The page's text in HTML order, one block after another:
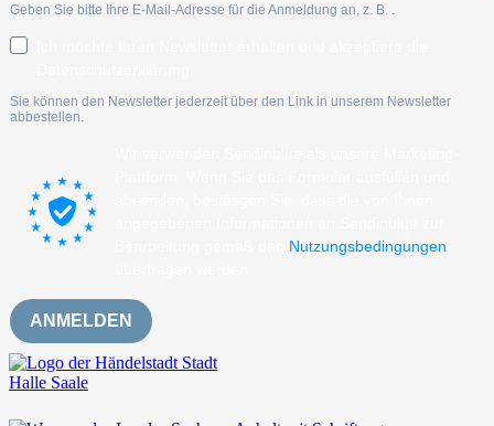
Geben Sie bitte Ihre E-Mail-Adresse für die Anmeldung an, z. B.
Sie können den Newsletter jederzeit über den Link in unserem Newsletter
abbestellen.
Nutzungsbedingungen
ANMELDEN